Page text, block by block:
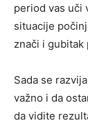
period vas uči
situacije
znači i gubitak
Sada se
važno i da
da vidite